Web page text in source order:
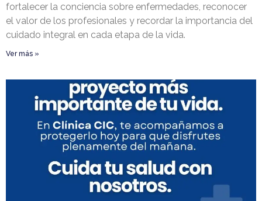
fortalecer la conciencia sobre enfermedades, reconocer
el valor de los profesionales y recordar la importancia del
cuidado integral en cada etapa de la vida.
Ver más »